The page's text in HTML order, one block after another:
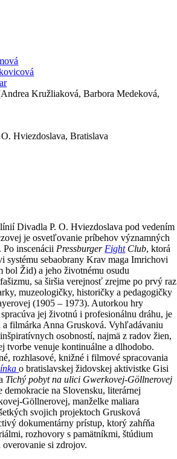
Kružliaková, Barbora Medeková,
Hviezdoslava, Bratislava
Divadla P. O. Hviezdoslava pod vedením
je osvetľovanie príbehov významných
Po inscenácii Pressburger FightClub, ktorá
systému sebaobrany Krav maga Imrichovi
Žid) a jeho životnému osudu
sa širšia verejnosť zrejme po prvý raz
muzeologičky, historičky a pedagogičky
(1905 – 1973). Autorkou hry
jej životnú i profesionálnu dráhu, je
a filmárka Anna Grusková. Vyhľadávaniu
osobností, najmä z radov žien,
tvorbe venuje kontinuálne a dlhodobo.
rozhlasové, knižné i filmové spracovania
o bratislavskej židovskej aktivistke Gisi
Tichý pobyt na ulici Gwerkovej-Göllnerovej
demokracie na Slovensku, literárnej
Göllnerovej, manželke maliara
svojich projektoch Grusková
dokumentárny prístup, ktorý zahŕňa
rozhovory s pamätníkmi, štúdium
si zdrojov.